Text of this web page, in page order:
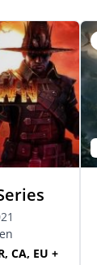
CA, EU +